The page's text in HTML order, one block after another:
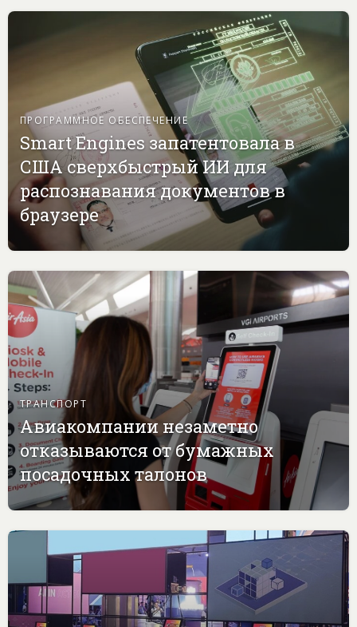
ПРОГРАММНОЕ ОБЕСПЕЧЕНИЕ
Smart Engines запатентовала в
США сверхбыстрый ИИ для
распознавания документов в
браузере
ТРАНСПОРТ
Авиакомпании незаметно
отказываются от бумажных
посадочных талонов